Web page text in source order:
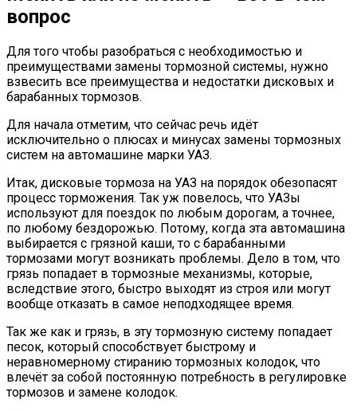
вопрос
Для того чтобы разобраться с необходимостью и
преимуществами замены тормозной системы, нужно
взвесить все преимущества и недостатки дисковых и
барабанных тормозов.
Для начала отметим, что сейчас речь идёт
исключительно о плюсах и минусах замены тормозных
систем на автомашине марки УАЗ.
Итак, дисковые тормоза на УАЗ на порядок обезопасят
процесс торможения. Так уж повелось, что УАЗы
используют для поездок по любым дорогам, а точнее,
по любому бездорожью. Потому, когда эта автомашина
выбирается с грязной каши, то с барабанными
тормозами могут возникать проблемы. Дело в том, что
грязь попадает в тормозные механизмы, которые,
вследствие этого, быстро выходят из строя или могут
вообще отказать в самое неподходящее время.
Так же как и грязь, в эту тормозную систему попадает
песок, который способствует быстрому и
неравномерному стиранию тормозных колодок, что
влечёт за собой постоянную потребность в регулировке
тормозов и замене колодок.